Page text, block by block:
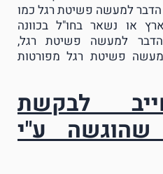
הדבר למעשה פשיטת רגל כמו
או נשאר בחו"ל בכוונה
למעשה פשיטת רגל,
פשיטת רגל מפורטות
לבקשת
ע"י